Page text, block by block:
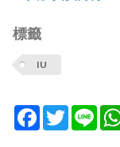
標籤
IU
Facebook
TwitterLine